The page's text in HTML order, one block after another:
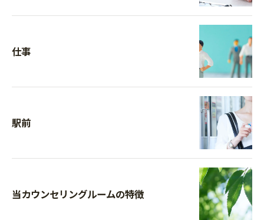
仕事
駅前
当カウンセリングルームの特徴